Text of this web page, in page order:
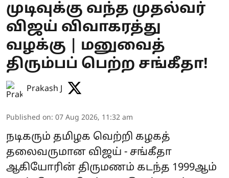
முடிவுக்கு வந்த முதல்வர்
விஜய் விவாகரத்து
வழக்கு | மனுவைத்
திரும்பப் பெற்ற சங்கீதா!
Prakash J
Published on: 07 Aug 2026, 11:32 am
நடிகரும் தமிழக வெற்றி கழகத்
தலைவருமான விஜய் - சங்கீதா
ஆகியோரின் திருமணம் கடந்த 1999ஆம்